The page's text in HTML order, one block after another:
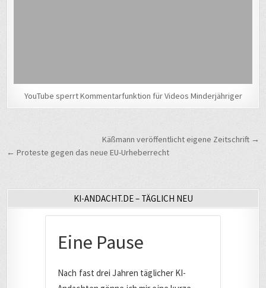
YouTube sperrt Kommentarfunktion für Videos Minderjähriger
BeitragsnavigationKäßmann veröffentlicht eigene Zeitschrift →
← Proteste gegen das neue EU-Urheberrecht
KI-ANDACHT.DE – TÄGLICH NEU